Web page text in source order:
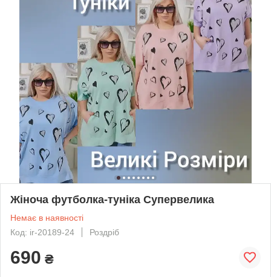
Жіноча футболка-туніка Супервелика
Немає в наявності
Код: ir-20189-24
Роздріб
690 ₴